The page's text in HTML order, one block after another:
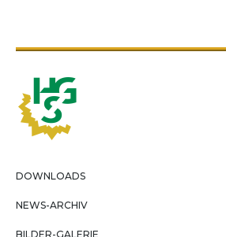
DOWNLOADS
NEWS-ARCHIV
BILDER-GALERIE